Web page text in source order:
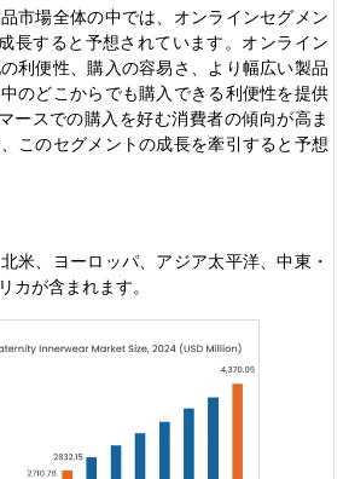
市場全体の中では、オンラインセグメン
長すると予想されています。オンライン
利便性、購入の容易さ、より幅広い製品
のどこからでも購入できる利便性を提供
ースでの購入を好む消費者の傾向が高ま
このセグメントの成長を牽引すると予想
米、ヨーロッパ、アジア太平洋、中東・
カが含まれます。